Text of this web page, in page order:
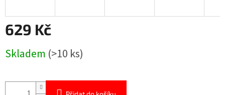
629 Kč
cena:
Skladem (>10 ks)